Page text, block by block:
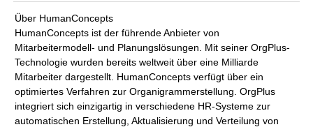
Über HumanConcepts
HumanConcepts ist der führende Anbieter von
Mitarbeitermodell- und Planungslösungen. Mit seiner OrgPlus-
Technologie wurden bereits weltweit über eine Milliarde
Mitarbeiter dargestellt. HumanConcepts verfügt über ein
optimiertes Verfahren zur Organigrammerstellung. OrgPlus
integriert sich einzigartig in verschiedene HR-Systeme zur
automatischen Erstellung, Aktualisierung und Verteilung von